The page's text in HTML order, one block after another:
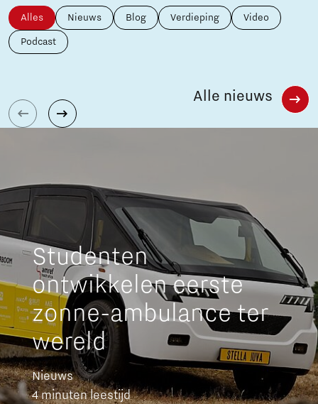
Alles Nieuws Blog Verdieping Video
Podcast
Studenten
ontwikkelen eerste
zonne-ambulance ter
wereld
Nieuws
4 minuten leestijd
Alle nieuws